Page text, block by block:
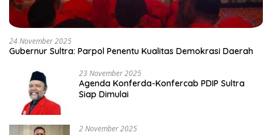
24 November 2025
Gubernur Sultra: Parpol Penentu Kualitas Demokrasi Daerah
23 November 2025
Agenda Konferda-Konfercab PDIP Sultra
Siap Dimulai
2 November 2025